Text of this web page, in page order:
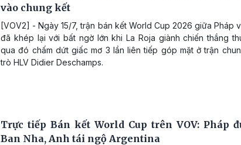
vào chung kết
[VOV2] - Ngày 15/7, trận bán kết World Cup 2026 giữa Pháp
đã khép lại với bất ngờ lớn khi La Roja giành chiến thắng
qua đó chấm dứt giấc mơ 3 lần liên tiếp góp mặt ở trận
trò HLV Didier Deschamps.
Trực tiếp Bán kết World Cup trên VOV: Pháp
Ban Nha, Anh tái ngộ Argentina